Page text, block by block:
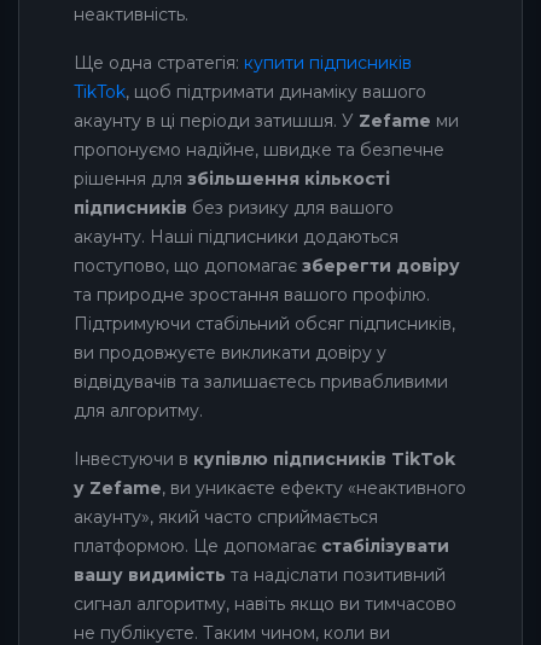
неактивність.
Ще одна стратегія: купити підписників
TikTok, щоб підтримати динаміку вашого
акаунту в ці періоди затишшя. У Zefame ми
пропонуємо надійне, швидке та безпечне
рішення для збільшення кількості
підписників без ризику для вашого
акаунту. Наші підписники додаються
поступово, що допомагає зберегти довіру
та природне зростання вашого профілю.
Підтримуючи стабільний обсяг підписників,
ви продовжуєте викликати довіру у
відвідувачів та залишаєтесь привабливими
для алгоритму.
Інвестуючи в купівлю підписників TikTok
у Zefame, ви уникаєте ефекту «неактивного
акаунту», який часто сприймається
платформою. Це допомагає стабілізувати
вашу видимість та надіслати позитивний
сигнал алгоритму, навіть якщо ви тимчасово
не публікуєте. Таким чином, коли ви